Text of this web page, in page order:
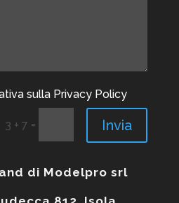
sulla Privacy Policy
3 + 7 = Invia
di Modelpro srl